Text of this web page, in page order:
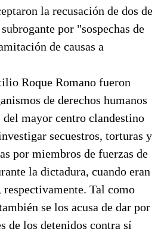
la recusación de dos de
por "sospechas de
de causas a
Roque Romano fueron
de derechos humanos
mayor centro clandestino
secuestros, torturas y
por miembros de fuerzas de
la dictadura, cuando eran
Tal como
se los acusa de dar por
de los detenidos contra sí